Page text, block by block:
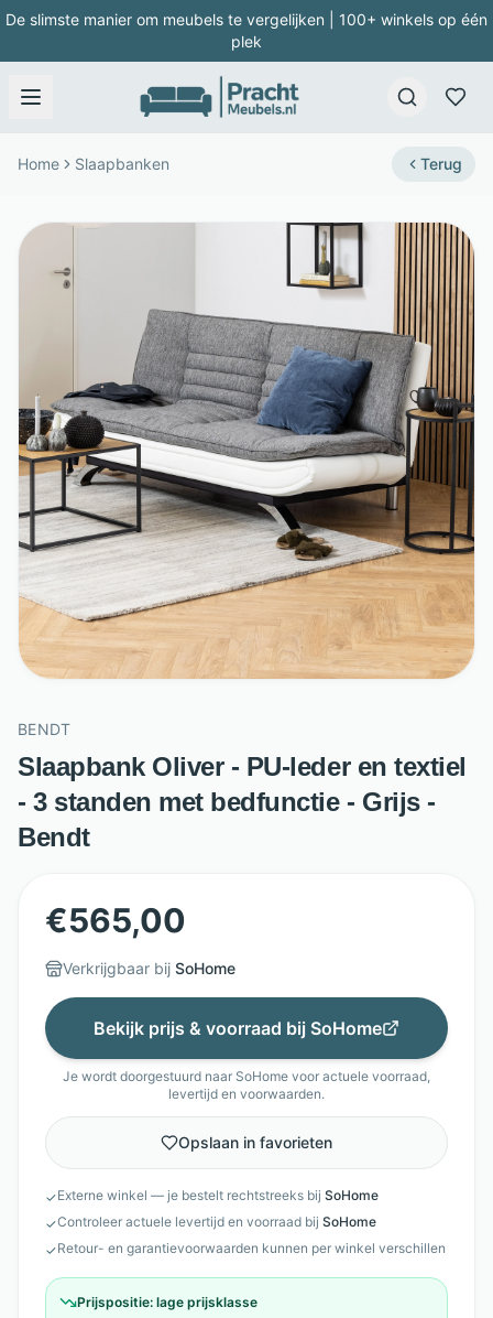
De slimste manier om meubels te vergelijken | 100+ winkels op één
plek
Home Slaapbanken Terug
BENDT
Slaapbank Oliver - PU-leder en textiel
- 3 standen met bedfunctie - Grijs -
Bendt
€565,00
Verkrijgbaar bij SoHome
Bekijk prijs & voorraad bij SoHome
Je wordt doorgestuurd naar SoHome voor actuele voorraad,
levertijd en voorwaarden.
Opslaan in favorieten
✓Externe winkel — je bestelt rechtstreeks bij SoHome
✓Controleer actuele levertijd en voorraad bij SoHome
✓Retour- en garantievoorwaarden kunnen per winkel verschillen
Prijspositie: lage prijsklasse